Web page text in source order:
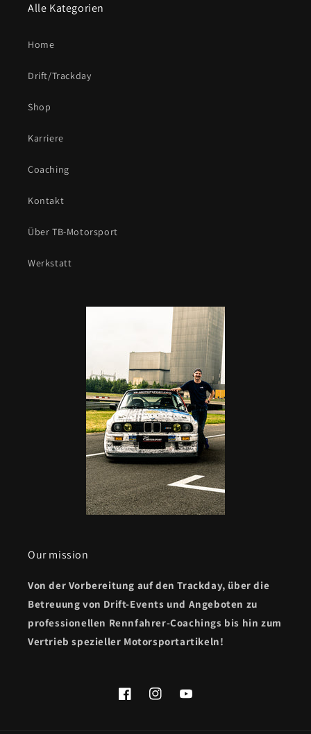
Alle Kategorien
Home
Drift/Trackday
Shop
Karriere
Coaching
Kontakt
Über TB-Motorsport
Werkstatt
Our mission
Von der Vorbereitung auf den Trackday, über die
Betreuung von Drift-Events und Angeboten zu
professionellen Rennfahrer-Coachings bis hin zum
Vertrieb spezieller Motorsportartikeln!
FacebookInstagramYouTube